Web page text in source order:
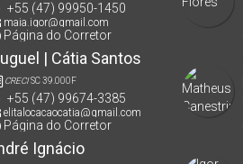
+55 (47) 99950-1450
maia.igor@gmail.com
Página do Corretor
| Cátia Santos
CRECISC 39.000F
+55 (47) 99674-3385
elitalocacaocatia@gmail.com
Página do Corretor
Ignácio